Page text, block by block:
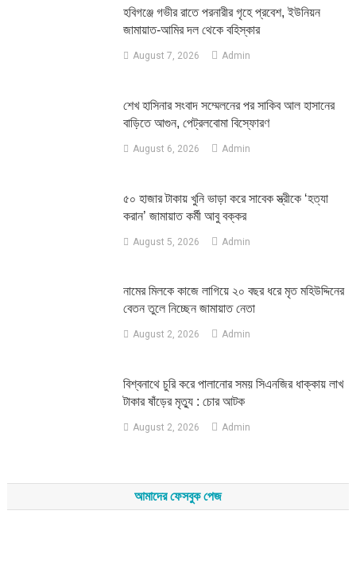
হবিগঞ্জে গভীর রাতে পরনারীর গৃহে প্রবেশ, ইউনিয়ন
জামায়াত-আমির দল থেকে বহিস্কার
August 7, 2026 Admin
শেখ হাসিনার সংবাদ সম্মেলনের পর সাকিব আল হাসানের
বাড়িতে আগুন, পেট্রলবোমা বিস্ফোরণ
August 6, 2026 Admin
৫০ হাজার টাকায় খুনি ভাড়া করে সাবেক স্ত্রীকে ‘হত্যা
করান’ জামায়াত কর্মী আবু বক্কর
August 5, 2026 Admin
নামের মিলকে কাজে লাগিয়ে ২০ বছর ধরে মৃত মহিউদ্দিনের
বেতন তুলে নিচ্ছেন জামায়াত নেতা
August 2, 2026 Admin
‎বিশ্বনাথে চুরি করে পালানোর সময় সিএনজির ধাক্কায় লাখ
টাকার ষাঁড়ের মৃত্যু : চোর আটক
August 2, 2026 Admin
আমাদের ফেসবুক পেজ